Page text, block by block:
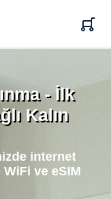
- İlk
Kalın
internet
WiFi ve eSIM